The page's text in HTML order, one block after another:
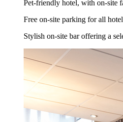
Pet-friendly hotel, with on-site
Free on-site parking for all
Stylish on-site bar offering a